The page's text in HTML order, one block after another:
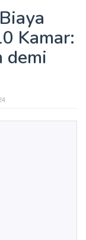
Kamar:
demi